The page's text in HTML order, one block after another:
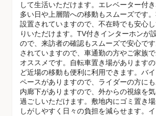
して生活いただけます。エレベーター付
多い日や上層階への移動もスムーズです
設置されていますので、不在時でも安心
りいただけます。TV付きインターホンが
ので、来訪者の確認もスムーズで安心で
されていますので、車通勤の方やご家族
オススメです。自転車置き場があります
ど近場の移動も便利に利用できます。バ
ペースがありますので、ライダーの方にも
内廊下がありますので、外からの視線を
過ごしいただけます。敷地内にゴミ置き
しがしやすく日々の負担を減らせます。